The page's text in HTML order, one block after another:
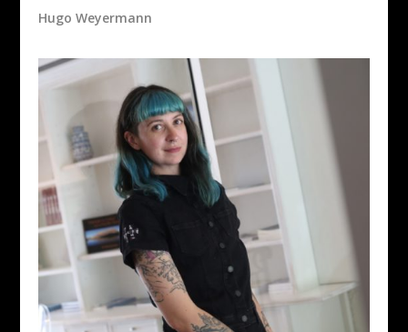
Hugo Weyermann